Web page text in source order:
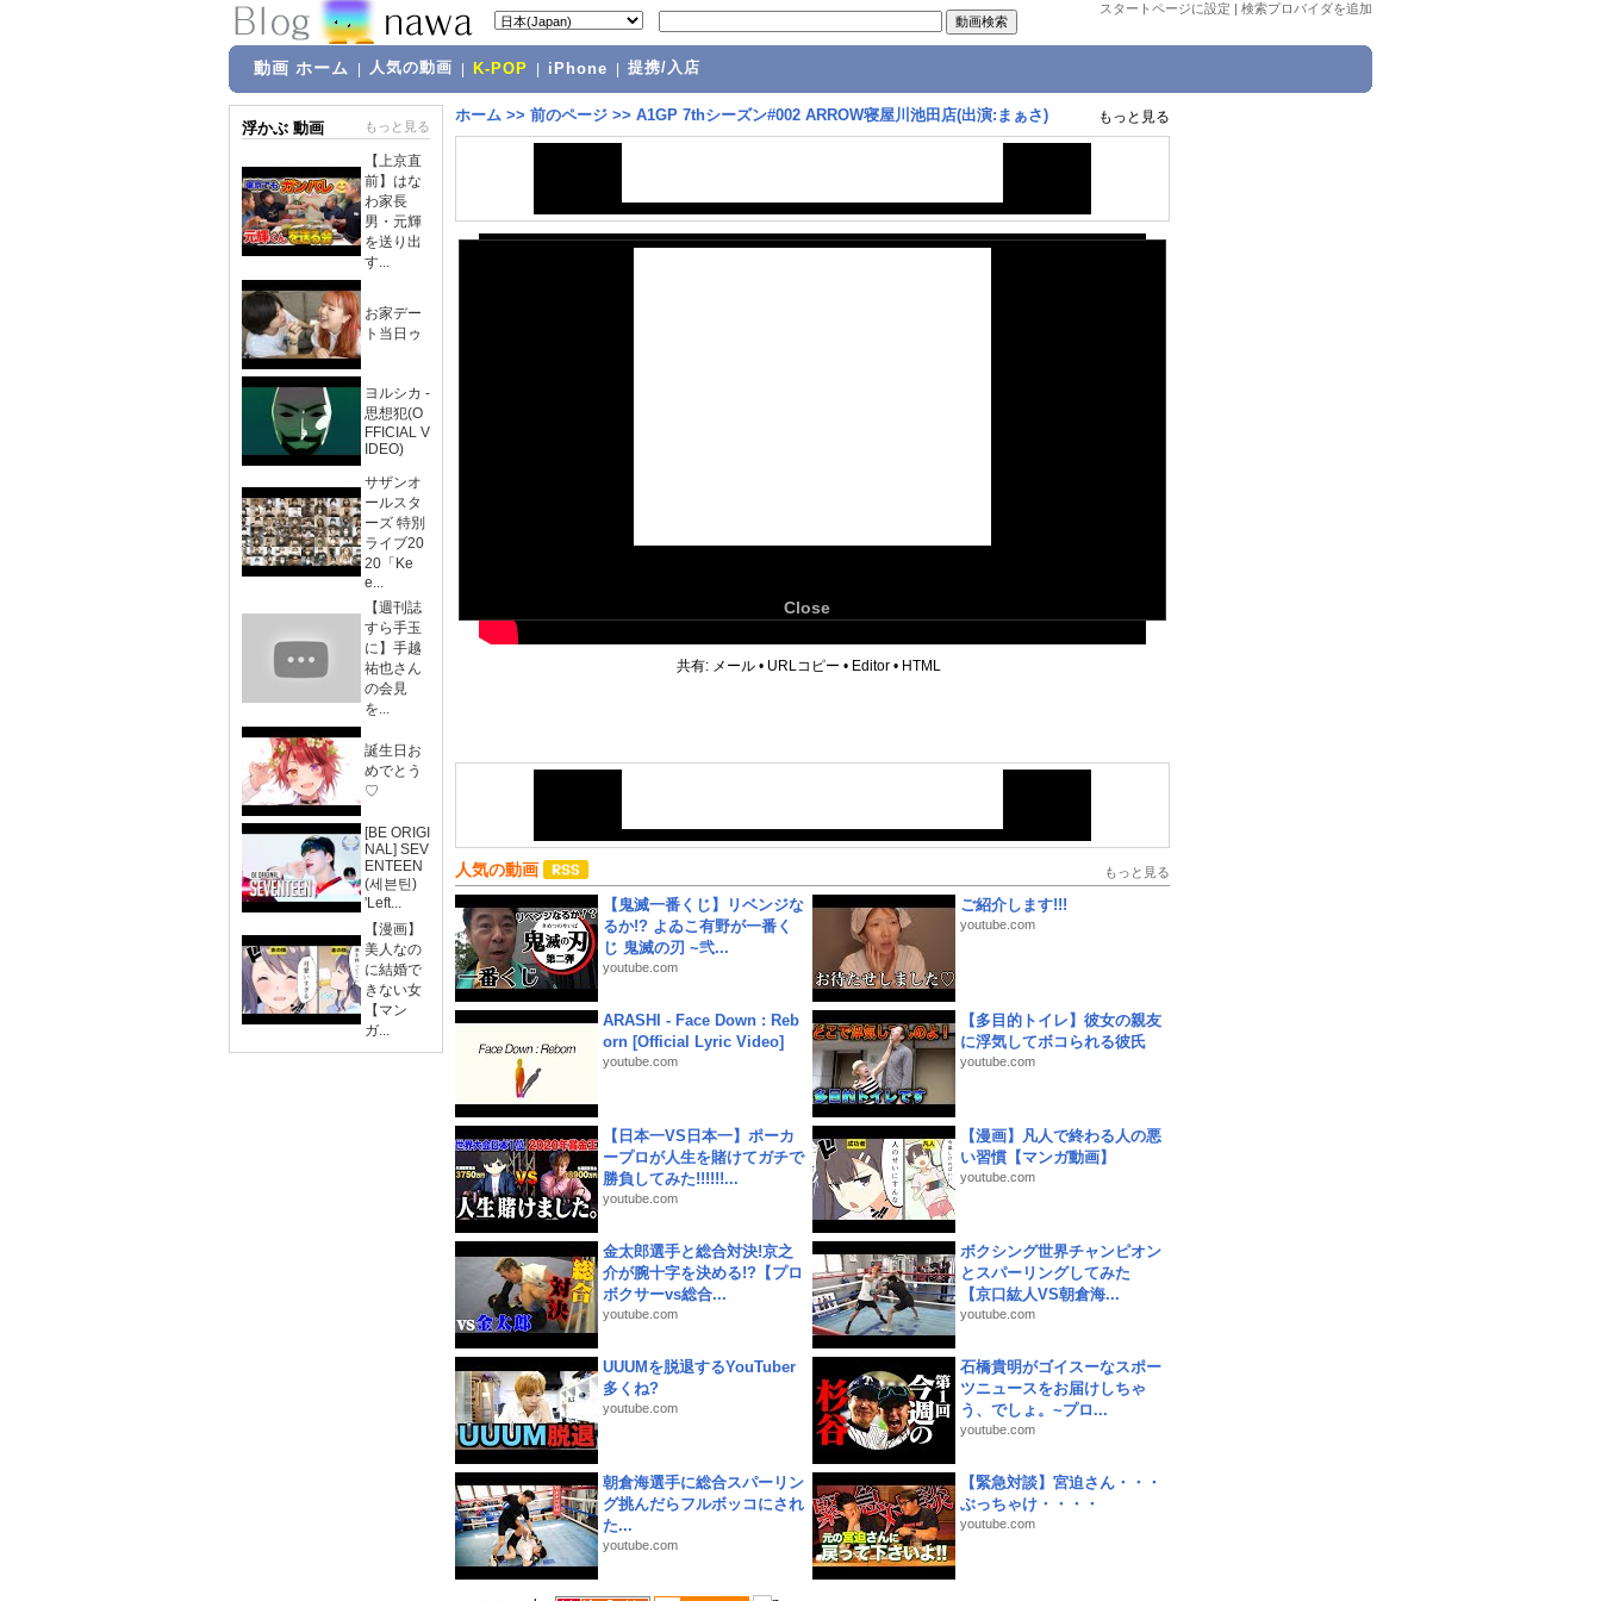
スタートページに設定 | 検索プロバイダを追加
動画 ホーム 人気の動画 K-POP iPhone 提携/入店
浮かぶ 動画 もっと見る
【上京直
前】はな
わ家長
男・元輝
を送り出
す...
お家デー
ト当日ゥ
ヨルシカ -
思想犯(O
FFICIAL V
IDEO)
サザンオ
ールスタ
ーズ 特別
ライブ20
20「Ke
e...
【週刊誌
すら手玉
に】手越
祐也さん
の会見
を...
誕生日お
めでとう
♡
[BE ORIGI
NAL] SEV
ENTEEN
(세븐틴)
'Left...
【漫画】
美人なの
に結婚で
きない女
【マン
ガ...
ホーム >> 前のページ >> A1GP 7thシーズン#002 ARROW寝屋川池田店(出演:まぁさ) もっと見る
Close
共有: メール • URLコピー • Editor • HTML
人気の動画 もっと見る
【鬼滅一番くじ】リベンジな
るか!? よゐこ有野が一番く
じ 鬼滅の刃 ~弐...
youtube.com
ご紹介します!!!
youtube.com
ARASHI - Face Down : Reb
orn [Official Lyric Video]
youtube.com
【多目的トイレ】彼女の親友
に浮気してボコられる彼氏
youtube.com
【日本一VS日本一】ポーカ
ープロが人生を賭けてガチで
勝負してみた!!!!!!...
youtube.com
【漫画】凡人で終わる人の悪
い習慣【マンガ動画】
youtube.com
金太郎選手と総合対決!京之
介が腕十字を決める!?【プロ
ボクサーvs総合...
youtube.com
ボクシング世界チャンピオン
とスパーリングしてみた
【京口紘人VS朝倉海...
youtube.com
UUUMを脱退するYouTuber
多くね?
youtube.com
石橋貴明がゴイスーなスポー
ツニュースをお届けしちゃ
う、でしょ。~プロ...
youtube.com
朝倉海選手に総合スパーリン
グ挑んだらフルボッコにされ
た...
youtube.com
【緊急対談】宮迫さん・・・
ぶっちゃけ・・・・
youtube.com